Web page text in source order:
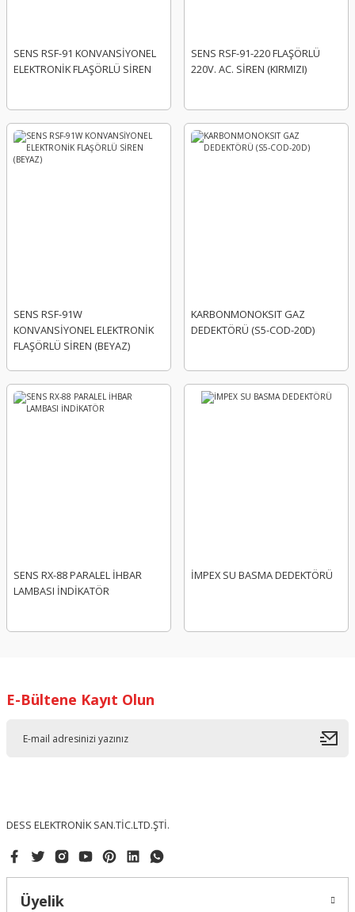
SENS RSF-91 KONVANSİYONEL
ELEKTRONİK FLAŞÖRLÜ SİREN
SENS RSF-91-220 FLAŞÖRLÜ
220V. AC. SİREN (KIRMIZI)
SENS RSF-91W
KONVANSİYONEL ELEKTRONİK
FLAŞÖRLÜ SİREN (BEYAZ)
KARBONMONOKSIT GAZ
DEDEKTÖRÜ (S5-COD-20D)
SENS RX-88 PARALEL İHBAR
LAMBASI İNDİKATÖR
İMPEX SU BASMA DEDEKTÖRÜ
E-Bültene Kayıt Olun
DESS ELEKTRONİK SAN.TİC.LTD.ŞTİ.
Üyelik